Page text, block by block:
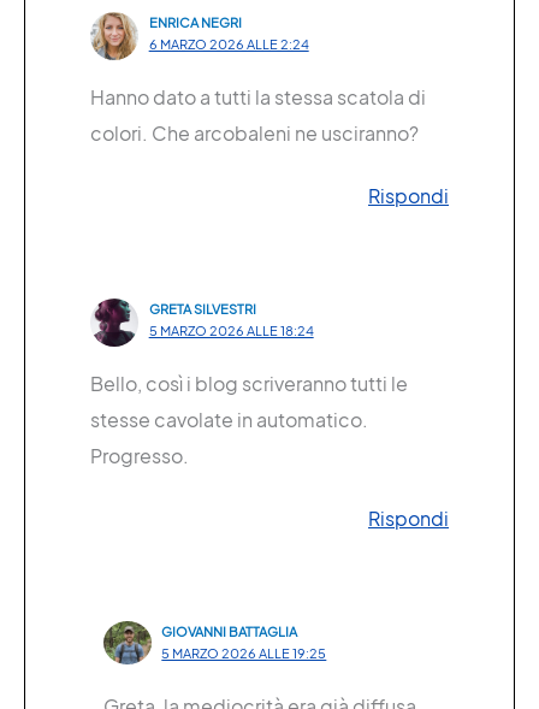
ENRICA NEGRI
6 MARZO 2026 ALLE 2:24
Hanno dato a tutti la stessa scatola di
colori. Che arcobaleni ne usciranno?
Rispondi
GRETA SILVESTRI
5 MARZO 2026 ALLE 18:24
Bello, così i blog scriveranno tutti le
stesse cavolate in automatico.
Progresso.
Rispondi
GIOVANNI BATTAGLIA
5 MARZO 2026 ALLE 19:25